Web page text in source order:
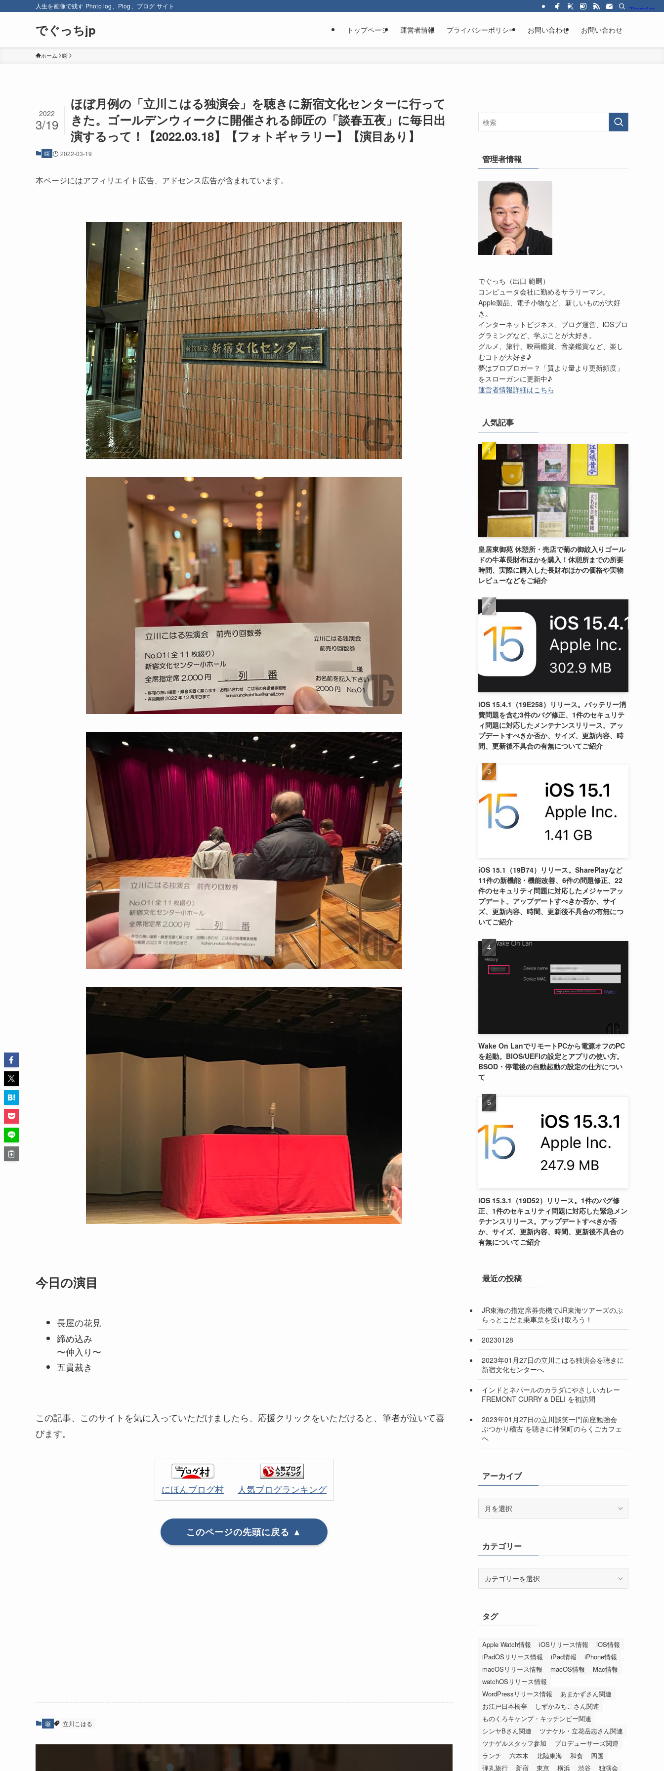
人生を画像で残す Photo log、Plog、プログ サイト
でぐっちjp トップページ 運営者情報 プライバシーポリシー お問い合わせ お問い合わせ
ホーム 噺
ほぼ月例の「立川こはる独演会」を聴きに新宿文化センターに行って
きた。ゴールデンウィークに開催される師匠の「談春五夜」に毎日出
演するって！【2022.03.18】【フォトギャラリー】【演目あり】
2022
3/19
噺 2022-03-19
本ページにはアフィリエイト広告、アドセンス広告が含まれています。
今日の演目
長屋の花見
締め込み
〜仲入り〜
五貫裁き
この記事、このサイトを気に入っていただけましたら、応援クリックをいただけると、筆者が泣いて喜
びます。
にほんブログ村 人気ブログランキング
このページの先頭に戻る ▲
噺 立川こはる
管理者情報
でぐっち（出口 範嗣）
コンピュータ会社に勤めるサラリーマン。
Apple製品、電子小物など、新しいものが大好
き。
インターネットビジネス、ブログ運営、iOSプロ
グラミングなど、学ぶことが大好き。
グルメ、旅行、映画鑑賞、音楽鑑賞など、楽し
むコトが大好き♪
夢はプロブロガー？「質より量より更新頻度」
をスローガンに更新中♪
運営者情報詳細はこちら
人気記事
皇居東御苑 休憩所・売店で菊の御紋入りゴール
ドの牛革長財布ほかを購入！休憩所までの所要
時間、実際に購入した長財布ほかの価格や実物
レビューなどをご紹介
iOS 15.4.1（19E258）リリース。バッテリー消
費問題を含む3件のバグ修正、1件のセキュリテ
ィ問題に対応したメンテナンスリリース。アッ
プデートすべきか否か、サイズ、更新内容、時
間、更新後不具合の有無についてご紹介
iOS 15.1（19B74）リリース。SharePlayなど
11件の新機能・機能改善、6件の問題修正、22
件のセキュリティ問題に対応したメジャーアッ
プデート。アップデートすべきか否か、サイ
ズ、更新内容、時間、更新後不具合の有無につ
いてご紹介
Wake On LanでリモートPCから電源オフのPC
を起動。BIOS/UEFIの設定とアプリの使い方。
BSOD・停電後の自動起動の設定の仕方につい
て
iOS 15.3.1（19D52）リリース。1件のバグ修
正、1件のセキュリティ問題に対応した緊急メン
テナンスリリース。アップデートすべきか否
か、サイズ、更新内容、時間、更新後不具合の
有無についてご紹介
最近の投稿
JR東海の指定席券売機でJR東海ツアーズのぷ
らっとこだま乗車票を受け取ろう！
20230128
2023年01月27日の立川こはる独演会を聴きに
新宿文化センターへ
インドとネパールのカラダにやさしいカレー
FREMONT CURRY & DELI を初訪問
2023年01月27日の立川談笑一門前座勉強会
ぶつかり稽古 を聴きに神保町のらくごカフェ
へ
アーカイブ
ブカテゴリー
ータグ
Apple Watch情報 iOSリリース情報
iOS情報
iPadOSリリース情報
iPad情報
iPhone情報
macOSリリース情報
macOS情報
Mac情報
watchOSリリース情報
WordPressリリース情報
あまかずさん関連
お江戸日本橋亭
しずかみちこさん関連
ものくろキャンプ・キッチンビー関連
シンヤBさん関連
ツナケル・立花岳志さん関連
ツナゲルスタッフ参加
プロデューサーズ関連
ランチ
六本木 北陸東海 和食
四国
弾丸旅行
新宿 東京 横浜 渋谷 独演会